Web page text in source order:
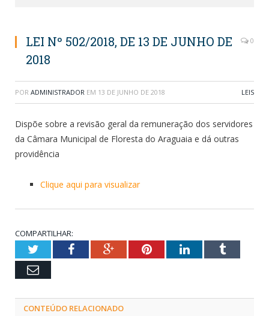
LEI Nº 502/2018, DE 13 DE JUNHO DE
2018
0
POR ADMINISTRADOR EM 13 DE JUNHO DE 2018 LEIS
Dispõe sobre a revisão geral da remuneração dos servidores
da Câmara Municipal de Floresta do Araguaia e dá outras
providência
Clique aqui para visualizar
COMPARTILHAR:
TwitterFacebookGoogle+PinterestLinkedInTumblr
Email
CONTEÚDO RELACIONADO